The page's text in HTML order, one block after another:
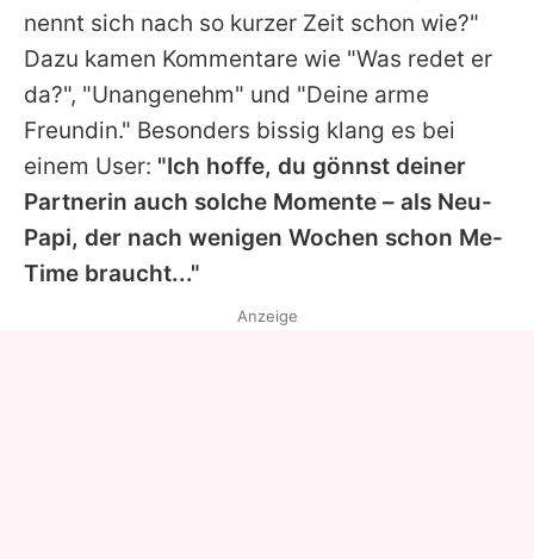
nennt sich nach so kurzer Zeit schon wie?"
Dazu kamen Kommentare wie "Was redet er
da?", "Unangenehm" und "Deine arme
Freundin." Besonders bissig klang es bei
einem User: "Ich hoffe, du gönnst deiner
Partnerin auch solche Momente – als Neu-
Papi, der nach wenigen Wochen schon Me-
Time braucht..."
Anzeige